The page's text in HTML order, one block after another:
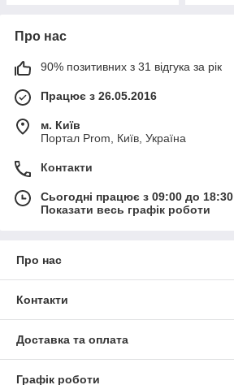
Про нас
90% позитивних з 31 відгука за рік
Працює з 26.05.2016
м. Київ
Портал Prom, Київ, Україна
Контакти
Сьогодні працює з 09:00 до 18:30
Показати весь графік роботи
Про нас
Контакти
Доставка та оплата
Графік роботи